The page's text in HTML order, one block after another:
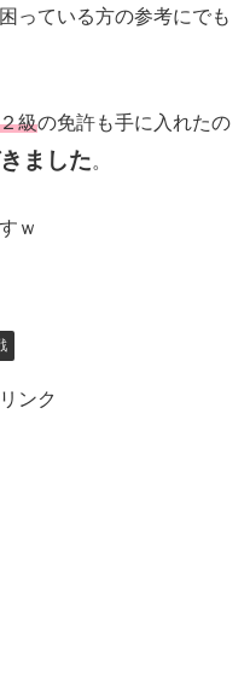
っている方の参考にでも
級の免許も手に入れたの
ました。
ｗ
ンク